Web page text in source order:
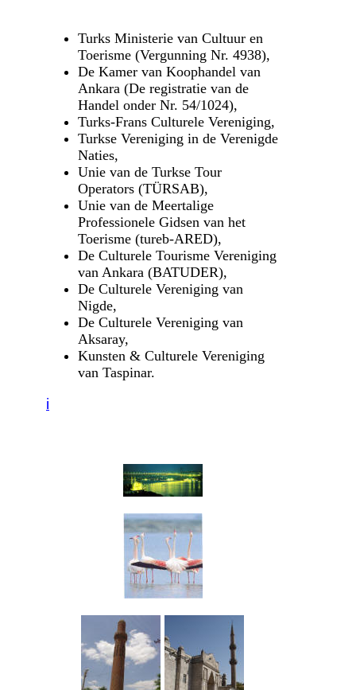
Turks Ministerie van Cultuur en
Toerisme (Vergunning Nr. 4938),
De Kamer van Koophandel van
Ankara (De registratie van de
Handel onder Nr. 54/1024),
Turks-Frans Culturele Vereniging,
Turkse Vereniging in de Verenigde
Naties,
Unie van de Turkse Tour
Operators (TÜRSAB),
Unie van de Meertalige
Professionele Gidsen van het
Toerisme (tureb-ARED),
De Culturele Tourisme Vereniging
van Ankara (BATUDER),
De Culturele Vereniging van
Nigde,
De Culturele Vereniging van
Aksaray,
Kunsten & Culturele Vereniging
van Taspinar.
i